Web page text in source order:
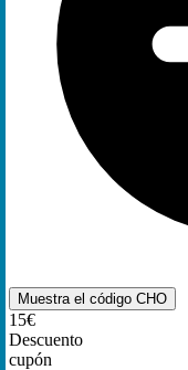
Muestra el código CHO
15€
Descuento
cupón